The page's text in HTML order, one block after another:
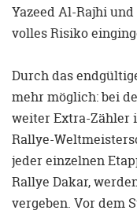
Yazeed Al-Rajhi
volles Risiko
Durch das
mehr möglich: bei
weiter Extra-Zähler
Rallye-
jeder einzelnen
Rallye Dakar,
vergeben. Vor dem